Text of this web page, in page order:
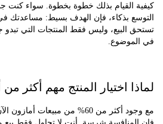
القيام بذلك خطوة بخطوة. سواء كنت جديدًا على
بذكاء، فإن الهدف بسيط: مساعدتك في العثور
البيع، وليس فقط المنتجات التي تبدو جيدة
اختيار المنتج مهم أكثر من
مع وجود أكثر من 60% من مبيعات أمازون